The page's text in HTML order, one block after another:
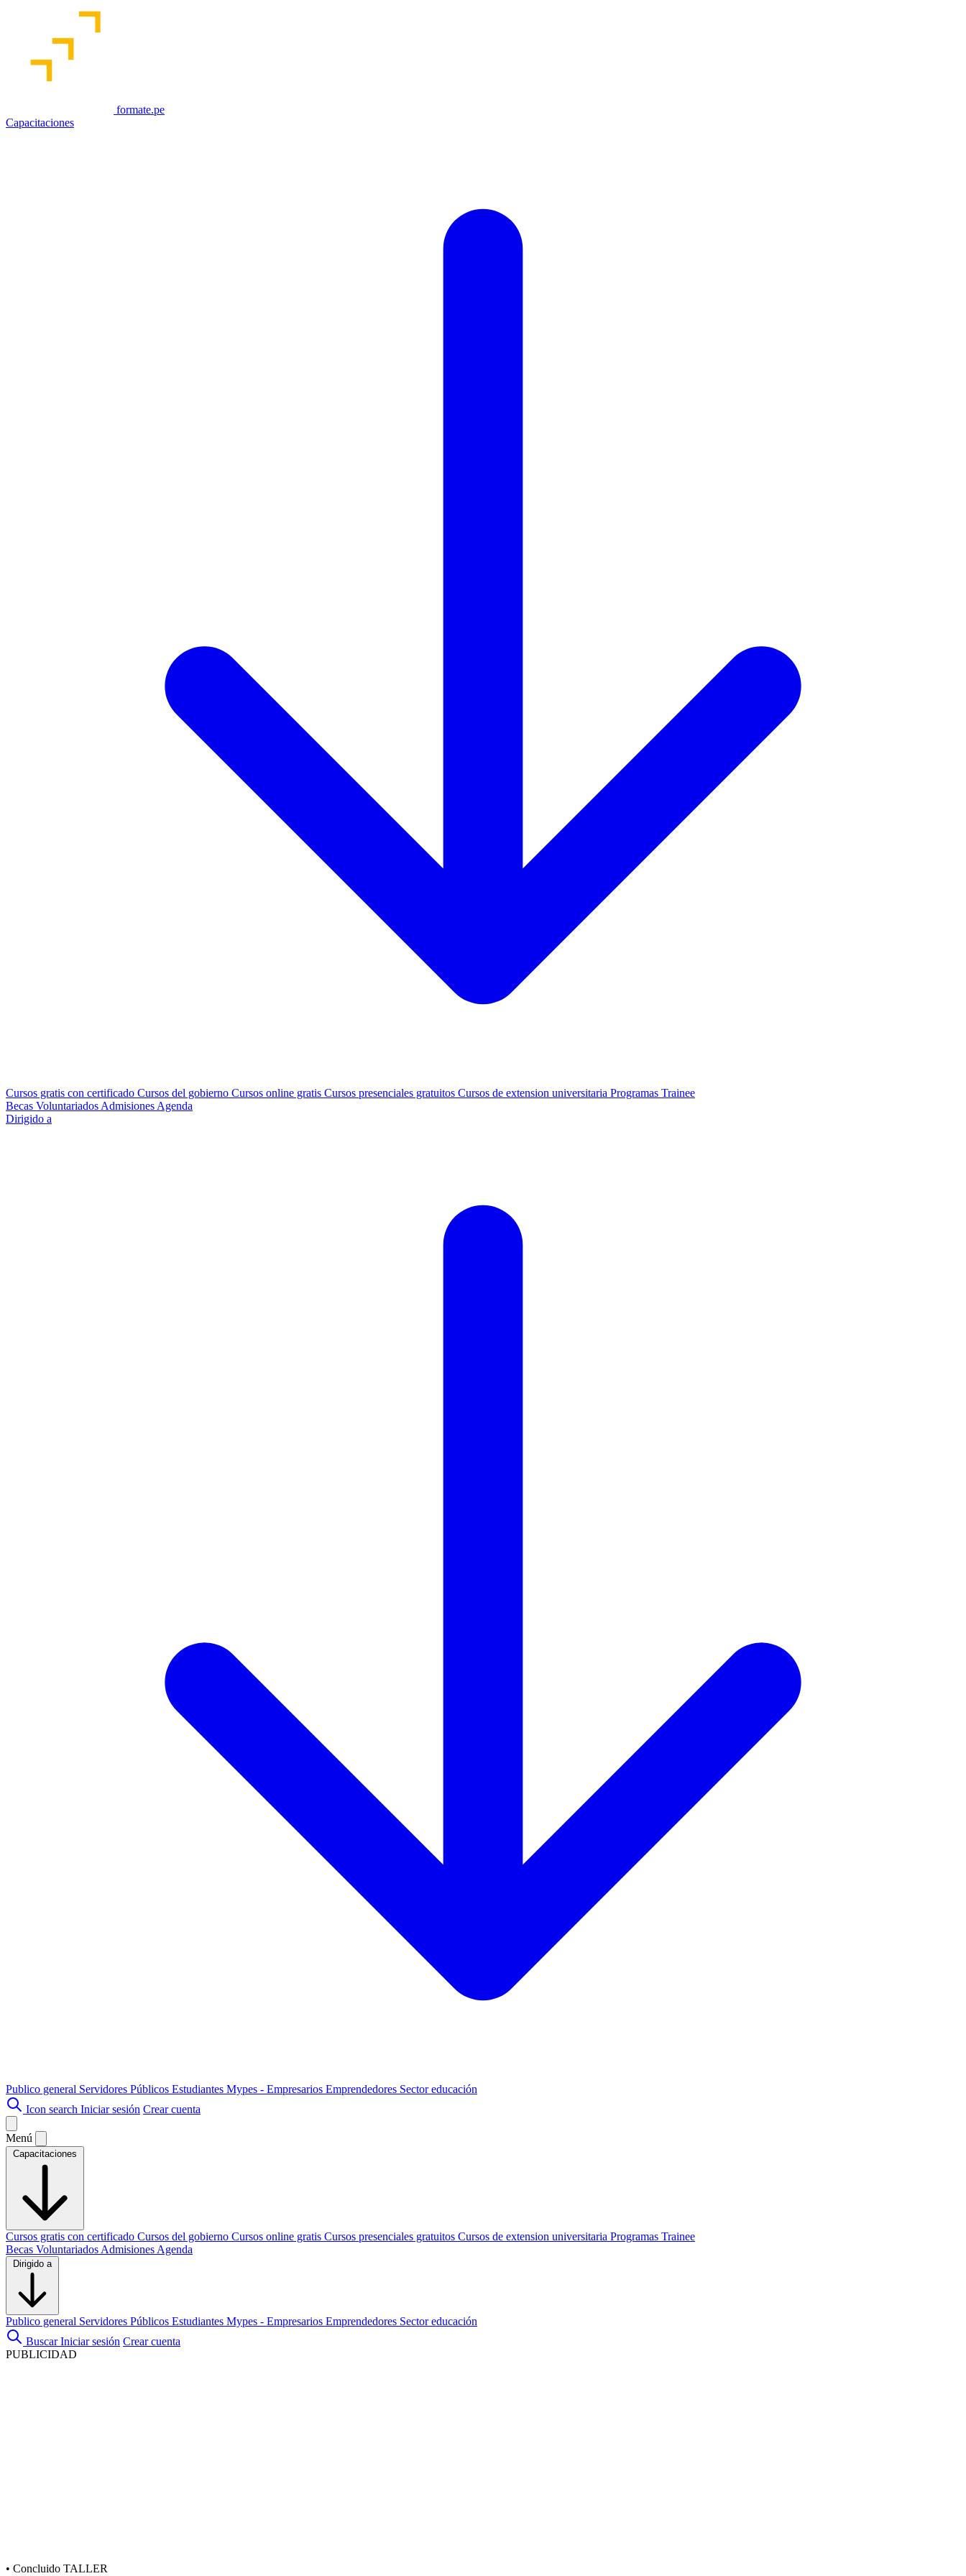
formate.pe
Capacitaciones
Cursos gratis con certificado Cursos del gobierno Cursos online gratis Cursos presenciales gratuitos Cursos de extension universitaria Programas Trainee
Becas Voluntariados Admisiones Agenda
Dirigido a
Publico general Servidores Públicos Estudiantes Mypes - Empresarios Emprendedores Sector educación
Icon search Iniciar sesión Crear cuenta
Menú
Capacitaciones
Cursos gratis con certificado Cursos del gobierno Cursos online gratis Cursos presenciales gratuitos Cursos de extension universitaria Programas Trainee
Becas Voluntariados Admisiones Agenda
Dirigido a
Publico general Servidores Públicos Estudiantes Mypes - Empresarios Emprendedores Sector educación
Buscar Iniciar sesión Crear cuenta
PUBLICIDAD
• Concluido TALLER